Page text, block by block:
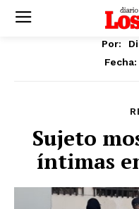
Por:
Fecha:
Sujeto
íntimas